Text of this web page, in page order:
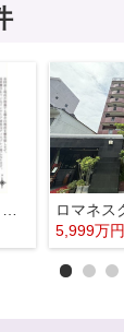
千早一丁目パーク・マンション☆仲介手数料無料☆
5,999万円